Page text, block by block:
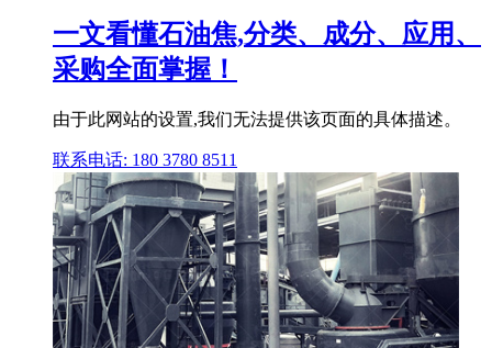
一文看懂石油焦,分类、成分、应用、
采购全面掌握！
由于此网站的设置,我们无法提供该页面的具体描述。
联系电话: 180 3780 8511